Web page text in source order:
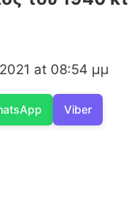
at 08:54 μμ
Viber